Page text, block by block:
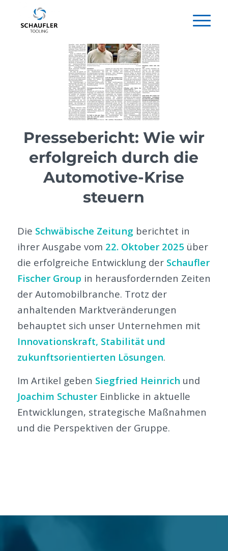
Pressebericht: Wie wir
erfolgreich durch die
Automotive-Krise
steuern
Die Schwäbische Zeitung berichtet in
ihrer Ausgabe vom 22. Oktober 2025über
die erfolgreiche Entwicklung der Schaufler
Fischer Group in herausfordernden Zeiten
der Automobilbranche. Trotz der
anhaltenden Marktveränderungen
behauptet sich unser Unternehmen mit
Innovationskraft, Stabilität und
zukunftsorientierten Lösungen.
Im Artikel geben Siegfried Heinrich und
Joachim SchusterEinblicke in aktuelle
Entwicklungen, strategische Maßnahmen
und die Perspektiven der Gruppe.